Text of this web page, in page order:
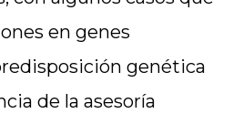
en genes
genética
de la asesoría